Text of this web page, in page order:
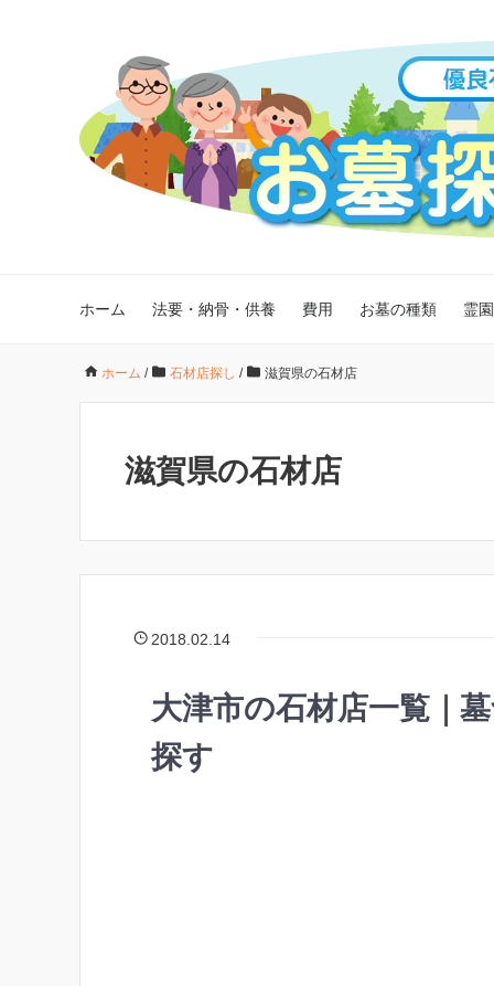
ホーム 法要・納骨・供養 費用 お墓の種類 霊
ホーム / 石材店探し / 滋賀県の石材店
滋賀県の石材店
2018.02.14
大津市の石材店一覧｜
探す